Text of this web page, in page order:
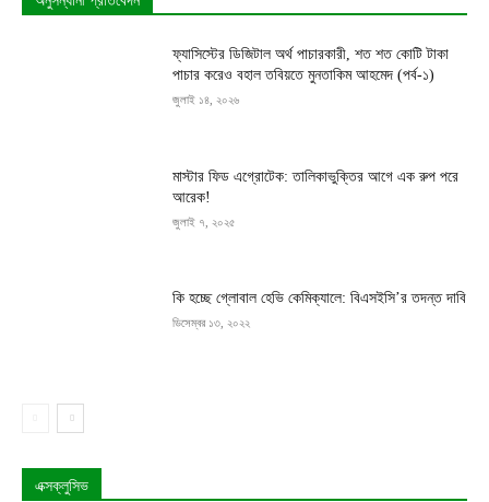
ফ্যাসিস্টের ডিজিটাল অর্থ পাচারকারী, শত শত কোটি টাকা
পাচার করেও বহাল তবিয়তে মুনতাকিম আহমেদ (পর্ব-১)
জুলাই ১৪, ২০২৬
মাস্টার ফিড এগ্রোটেক: তালিকাভুক্তির আগে এক রুপ পরে
আরেক!
জুলাই ৭, ২০২৫
কি হচ্ছে গ্লোবাল হেভি কেমিক্যালে: বিএসইসি’র তদন্ত দাবি
ডিসেম্বর ১৩, ২০২২
এক্সক্লুসিভ